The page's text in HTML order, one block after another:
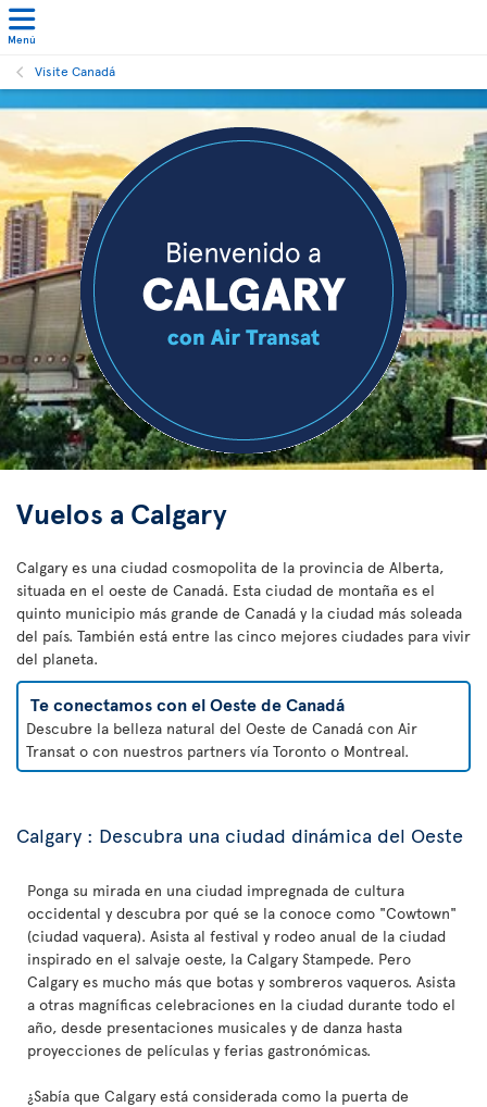
Menú
Visite Canadá
Vuelos a Calgary
Calgary es una ciudad cosmopolita de la provincia de Alberta,
situada en el oeste de Canadá. Esta ciudad de montaña es el
quinto municipio más grande de Canadá y la ciudad más soleada
del país. También está entre las cinco mejores ciudades para vivir
del planeta.
Te conectamos con el Oeste de Canadá
Descubre la belleza natural del Oeste de Canadá con Air
Transat o con nuestros partners vía Toronto o Montreal.
Calgary : Descubra una ciudad dinámica del Oeste
Ponga su mirada en una ciudad impregnada de cultura
occidental y descubra por qué se la conoce como "Cowtown"
(ciudad vaquera). Asista al festival y rodeo anual de la ciudad
inspirado en el salvaje oeste, la Calgary Stampede. Pero
Calgary es mucho más que botas y sombreros vaqueros. Asista
a otras magníficas celebraciones en la ciudad durante todo el
año, desde presentaciones musicales y de danza hasta
proyecciones de películas y ferias gastronómicas.
¿Sabía que Calgary está considerada como la puerta de